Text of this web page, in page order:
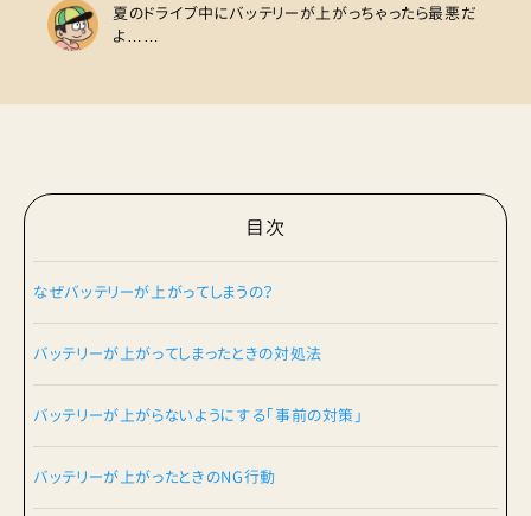
夏のドライブ中にバッテリーが上がっちゃったら最悪だ
よ……
目次
なぜバッテリーが上がってしまうの？
バッテリーが上がってしまったときの対処法
バッテリーが上がらないようにする「事前の対策」
バッテリーが上がったときのNG行動